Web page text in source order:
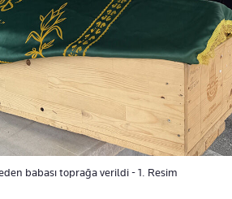
babası toprağa verildi - 1. Resim